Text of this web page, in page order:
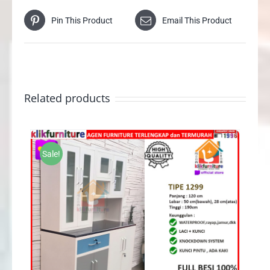
Pin This Product Email This Product
Related products
Sale!